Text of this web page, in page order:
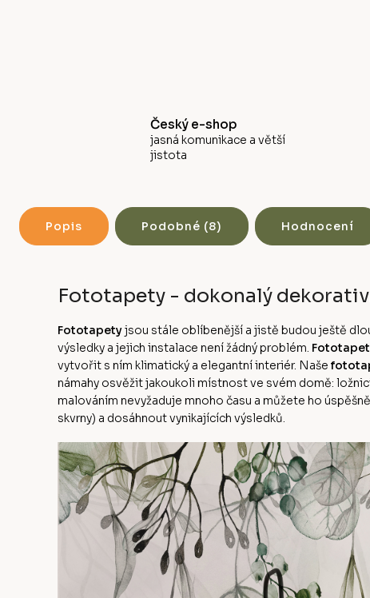
Český e-shop
jasná komunikace a větší
jistota
Popis Podobné (8) Hodnocení
Fototapety - dokonalý
Fototapetyjsou stále oblíbenější a jistě budou ještě
výsledky a jejich instalace není žádný problém.
vytvořit s ním klimatický a elegantní interiér. Naše
námahy osvěžit jakoukoli místnost ve svém domě:
malováním nevyžaduje mnoho času a můžete ho
skvrny) a dosáhnout vynikajících výsledků.